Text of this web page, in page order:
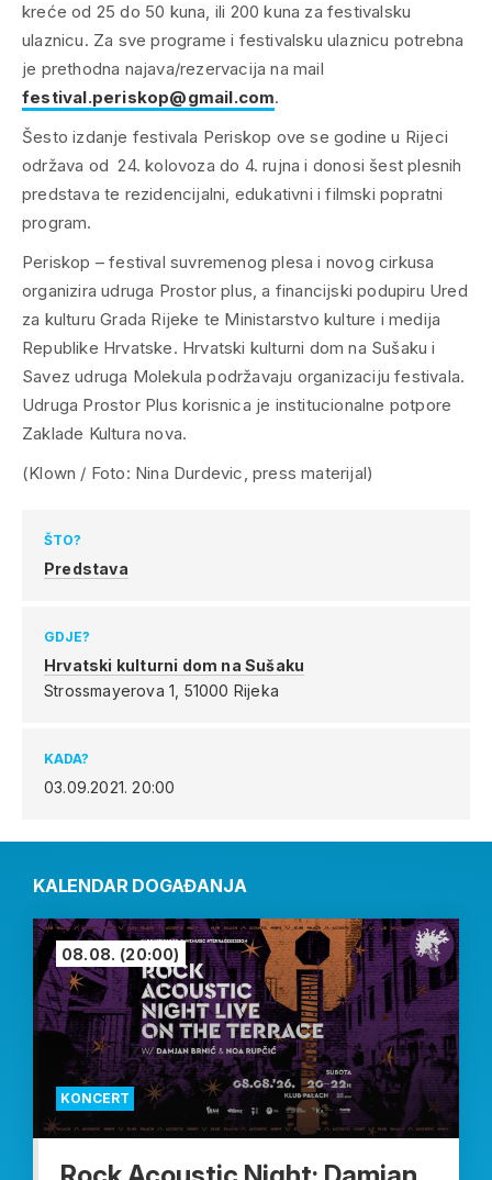
kreće od 25 do 50 kuna, ili 200 kuna za festivalsku
ulaznicu. Za sve programe i festivalsku ulaznicu potrebna
je prethodna najava/rezervacija na mail
festival.periskop@gmail.com.
Šesto izdanje festivala Periskop ove se godine u Rijeci
održava od 24. kolovoza do 4. rujna i donosi šest plesnih
predstava te rezidencijalni, edukativni i filmski popratni
program.
Periskop – festival suvremenog plesa i novog cirkusa
organizira udruga Prostor plus, a financijski podupiru Ured
za kulturu Grada Rijeke te Ministarstvo kulture i medija
Republike Hrvatske. Hrvatski kulturni dom na Sušaku i
Savez udruga Molekula podržavaju organizaciju festivala.
Udruga Prostor Plus korisnica je institucionalne potpore
Zaklade Kultura nova.
(Klown / Foto: Nina Durdevic, press materijal)
ŠTO?
Predstava
GDJE?
Hrvatski kulturni dom na Sušaku
Strossmayerova 1, 51000 Rijeka
KADA?
03.09.2021.20:00
KALENDAR DOGAĐANJA
KONCERT
08.08. (20:00)